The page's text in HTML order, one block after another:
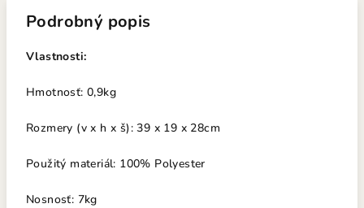
Podrobný popis
Vlastnosti:
Hmotnosť: 0,9kg
Rozmery (v x h x š): 39 x 19 x 28cm
Použitý materiál: 100% Polyester
Nosnosť: 7kg